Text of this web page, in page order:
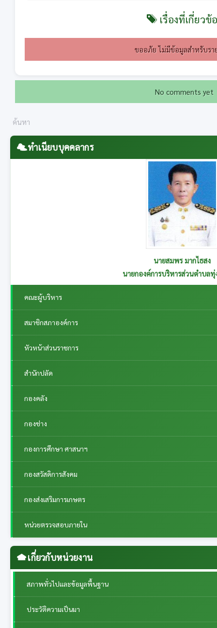
เรื่องที่เกี่ยวข้
ขออภัย ไม่มีข้อมูลสำหรับรา
No comments yet
ทำเนียบบุคคลากร
นายสุนทร อาษานอก
รองนายกองค์การบริหารส่วนตำบลทุ่งกระเต็น รับผิดชอบกอ
คณะผู้บริหาร
สมาชิกสภาองค์การ
หัวหน้าส่วนราชการ
สำนักปลัด
กองคลัง
กองช่าง
กองการศึกษา ศาสนาฯ
กองสวัสดิการสังคม
กองส่งเสริมการเกษตร
หน่วยตรวจสอบภายใน
เกี่ยวกับหน่วยงาน
สภาพทั่วไปและข้อมูลพื้นฐาน
ประวัติความเป็นมา